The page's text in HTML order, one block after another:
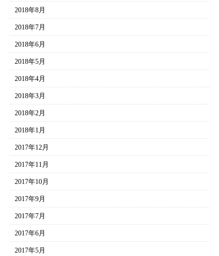
2018年8月
2018年7月
2018年6月
2018年5月
2018年4月
2018年3月
2018年2月
2018年1月
2017年12月
2017年11月
2017年10月
2017年9月
2017年7月
2017年6月
2017年5月